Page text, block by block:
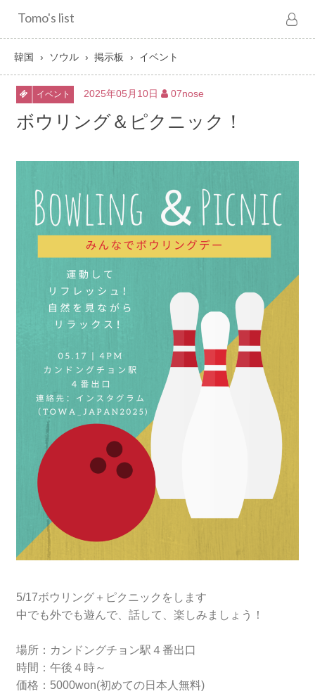
Tomo's list
韓国 ソウル 掲示板 イベント
イベント 2025年05月10日 07nose
ボウリング＆ピクニック！
5/17ボウリング＋ピクニックをします
中でも外でも遊んで、話して、楽しみましょう！
場所：カンドングチョン駅４番出口
時間：午後４時～
価格：5000won(初めての日本人無料)